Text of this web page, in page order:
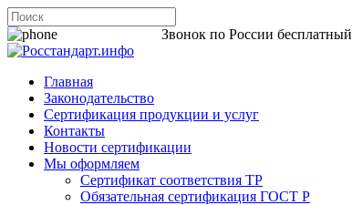
Звонок по России бесплатный
Главная
Законодательство
Сертификация продукции и услуг
Контакты
Новости сертификации
Мы оформляем
Сертификат соответствия ТР
Обязательная сертификация ГОСТ Р